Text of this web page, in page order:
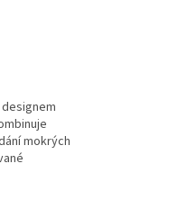
mokrých